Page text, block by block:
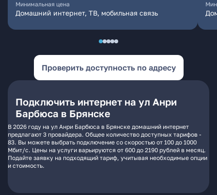
Минимальная цена
Домашний интернет, ТВ, мобильная связь
Проверить доступность по адресу
Подключить интернет на ул Анри
Барбюса в Брянске
В 2026 году на ул Анри Барбюса в Брянске домашний интернет
предлагают 3 провайдера. Общее количество доступных тарифов -
83. Вы можете выбрать подключение со скоростью от 100 до 1000
Мбит/с. Цены на услуги варьируются от 600 до 2190 рублей в месяц.
Подайте заявку на подходящий тариф, учитывая необходимые опции
и стоимость.